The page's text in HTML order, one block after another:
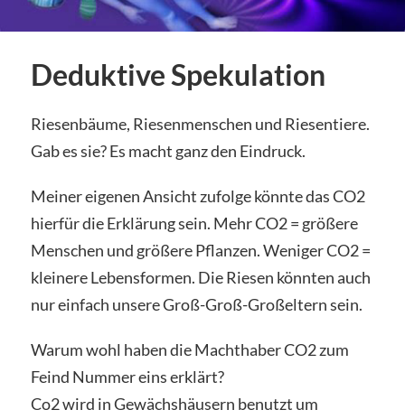
Deduktive Spekulation
Riesenbäume, Riesenmenschen und Riesentiere.
Gab es sie? Es macht ganz den Eindruck.
Meiner eigenen Ansicht zufolge könnte das CO2
hierfür die Erklärung sein. Mehr CO2 = größere
Menschen und größere Pflanzen. Weniger CO2 =
kleinere Lebensformen. Die Riesen könnten auch
nur einfach unsere Groß-Groß-Großeltern sein.
Warum wohl haben die Machthaber CO2 zum
Feind Nummer eins erklärt?
Co2 wird in Gewächshäusern benutzt um